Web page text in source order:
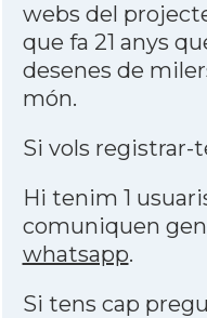
webs del
que fa 21 anys
desenes de
món.
Si vols registrar-
Hi tenim 1
comuniquen
whatsapp.
Si tens cap